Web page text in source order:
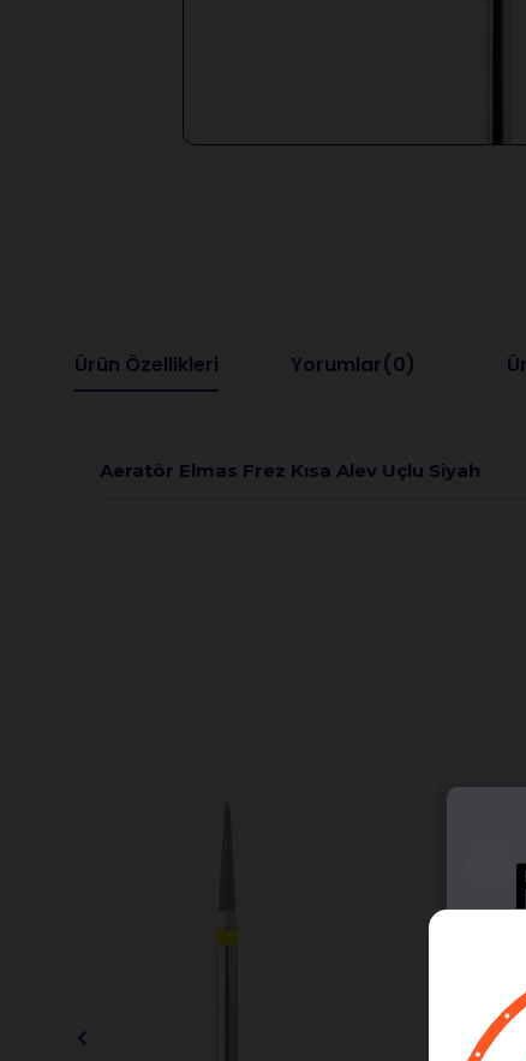
Ürün Özellikleri Yorumlar(0)
Aeratör Elmas Frez Kısa Alev Uçlu Siyah